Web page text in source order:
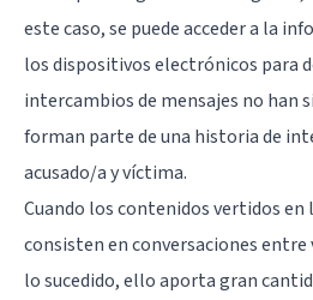
este caso, se puede acceder a la
los dispositivos electrónicos para
intercambios de mensajes no han
forman parte de una historia de
acusado/a y víctima.
Cuando los contenidos vertidos
consisten en conversaciones
lo sucedido, ello aporta gran